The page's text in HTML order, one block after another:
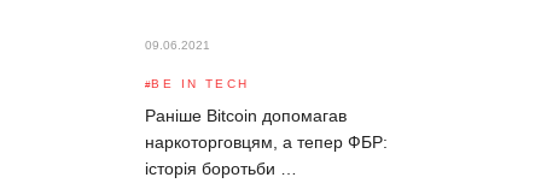
09.06.2021
BE IN TECH
Раніше Bitcoin допомагав
наркоторговцям, а тепер ФБР:
історія боротьби …